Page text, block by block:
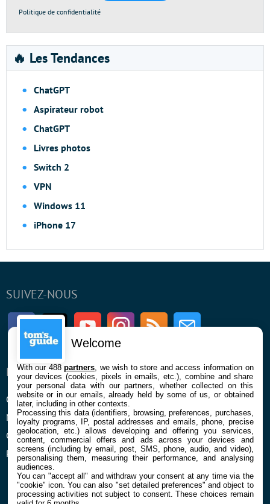
Politique de confidentialité
🔥 Les Tendances
ChatGPT
Aspirateur robot
ChatGPT
Livres photos
Switch 2
VPN
Windows 11
iPhone 17
SUIVEZ-NOUS
FacebookTwitter Youtube InstagramRSS Newsletter
ENTREPRISE
Qui sommes nous
Mentions légales et CGU
Confidentialité et Cookies
Préférences cookies
À PROPOS
La rédaction
Contact
Welcome
With our 488partners , we wish to store and access information on
your devices (cookies, pixels in emails, etc.), combine and share
your personal data with our partners, whether collected on this
website or in our emails, already held by some of us, or obtained
later, including in other contexts.
Processing this data (identifiers, browsing, preferences, purchases,
loyalty programs, IP, postal addresses and emails, phone, precise
geolocation, etc.) allows developing and offering you services,
content, commercial offers and ads across your devices and
screens (including by email, post, SMS, phone, audio, and video),
personalising them, measuring their performance, and analysing
audiences.
You can "accept all" and withdraw your consent at any time via the
"cookie" icon. You can also "set detailed preferences" and object to
processing activities not subject to consent. These choices remain